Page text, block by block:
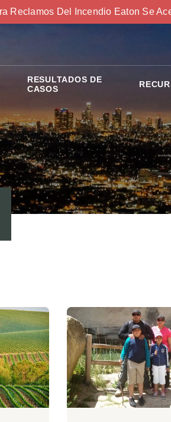
Reclamos Del Incendio Eaton Se
RESULTADOS DE
CASOS